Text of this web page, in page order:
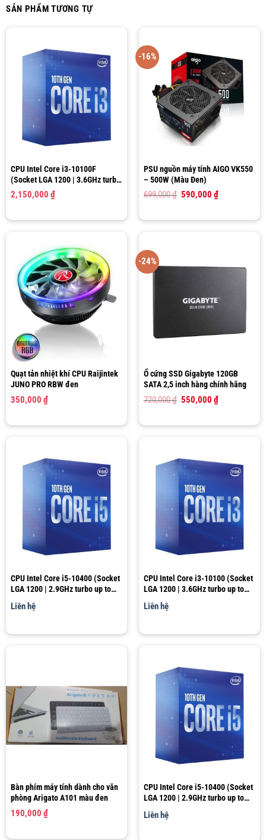
SẢN PHẨM TƯƠNG TỰ
CPU Intel Core i3-10100F
(Socket LGA 1200 | 3.6GHz turbo
up to 4.3Ghz | 4 nhân 8 luồng |
6MB Cache)
2,150,000 ₫
-16%
PSU nguồn máy tính AIGO VK550
– 500W (Màu Đen)
699,000₫ Giá
699,000 ₫.
590,000₫Giá
là:
Quạt tản nhiệt khí CPU Raijintek
JUNO PRO RBW đen
350,000 ₫
-24%
Ổ cứng SSD Gigabyte 120GB
SATA 2,5 inch hàng chính hãng
720,000₫ Giá
720,000 ₫.
550,000₫Giá
là:
CPU Intel Core i5-10400 (Socket
LGA 1200 | 2.9GHz turbo up to
4.3GHz | 6 nhân 12 luồng | 12MB
Cache)
Liên hệ
CPU Intel Core i3-10100 (Socket
LGA 1200 | 3.6GHz turbo up to
4.3Ghz | 4 nhân 8 luồng | 6MB
Cache)
Liên hệ
Bàn phím máy tính dành cho văn
phòng Arigato A101 màu đen
190,000 ₫
CPU Intel Core i5-10400 (Socket
LGA 1200 | 2.9GHz turbo up to
Cache)
Liên hệ